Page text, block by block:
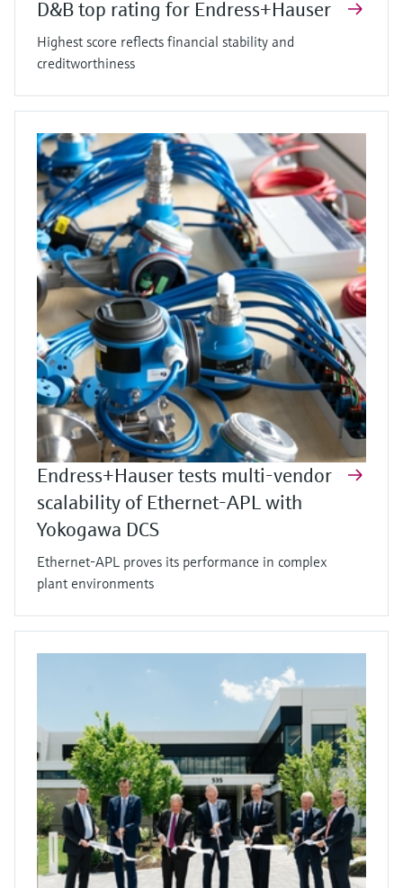
D&B top rating for Endress+Hauser
Highest score reflects financial stability and
creditworthiness
Endress+Hauser tests multi-vendor
scalability of Ethernet-APL with
Yokogawa DCS
Ethernet-APL proves its performance in complex
plant environments